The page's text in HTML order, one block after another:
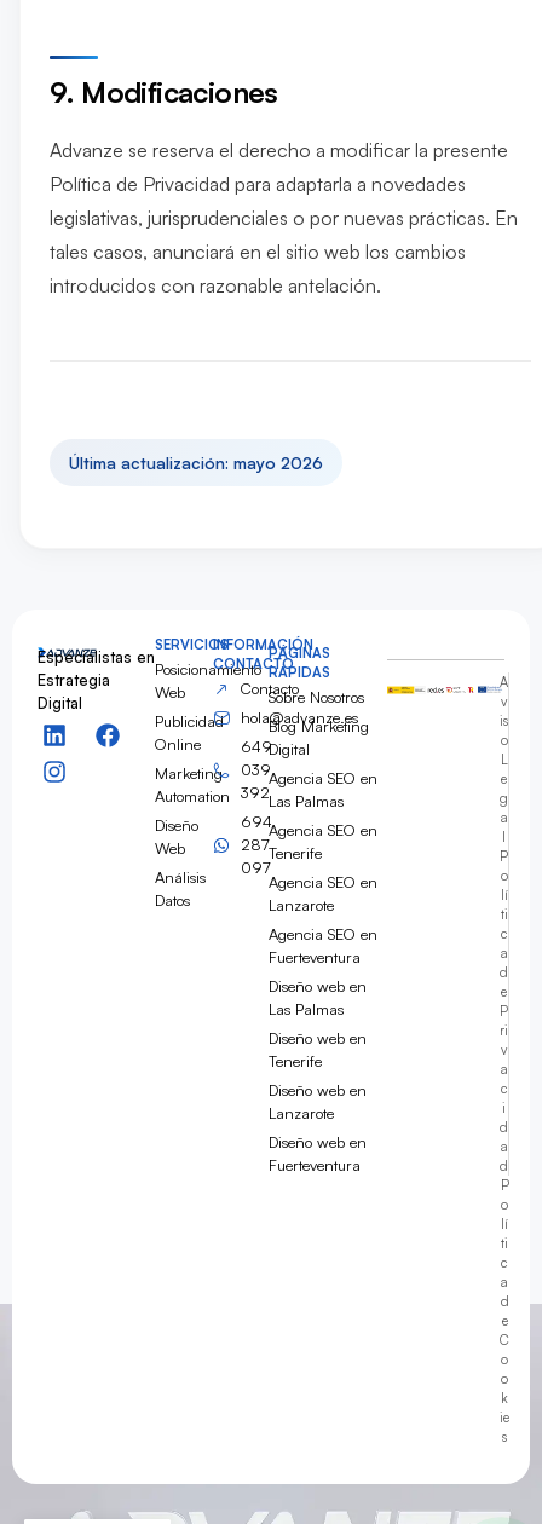
9. Modificaciones
Advanze se reserva el derecho a modificar la presente
Política de Privacidad para adaptarla a novedades
legislativas, jurisprudenciales o por nuevas prácticas. En
tales casos, anunciará en el sitio web los cambios
introducidos con razonable antelación.
Última actualización: mayo 2026
Especialistas en
Estrategia
Digital
PÁGINAS
RÁPIDAS
Sobre Nosotros
Blog Marketing
Digital
Agencia SEO en
Las Palmas
Agencia SEO en
Tenerife
Agencia SEO en
Lanzarote
Agencia SEO en
Fuerteventura
Diseño web en
Las Palmas
Diseño web en
Tenerife
Diseño web en
Lanzarote
Diseño web en
Fuerteventura
SERVICIOS
Posicionamiento
Web
Publicidad
Online
Marketing
Automation
Diseño
Web
Análisis
Datos
INFORMACIÓN
CONTACTO
Contacto
hola@advanze.es
649
039
392
694
287
097
A
v
is
o
L
e
g
a
P
o
lí
ti
c
a
d
e
P
ri
v
a
c
i
d
a
d
P
o
lí
ti
c
a
d
e
C
o
o
k
ie
s